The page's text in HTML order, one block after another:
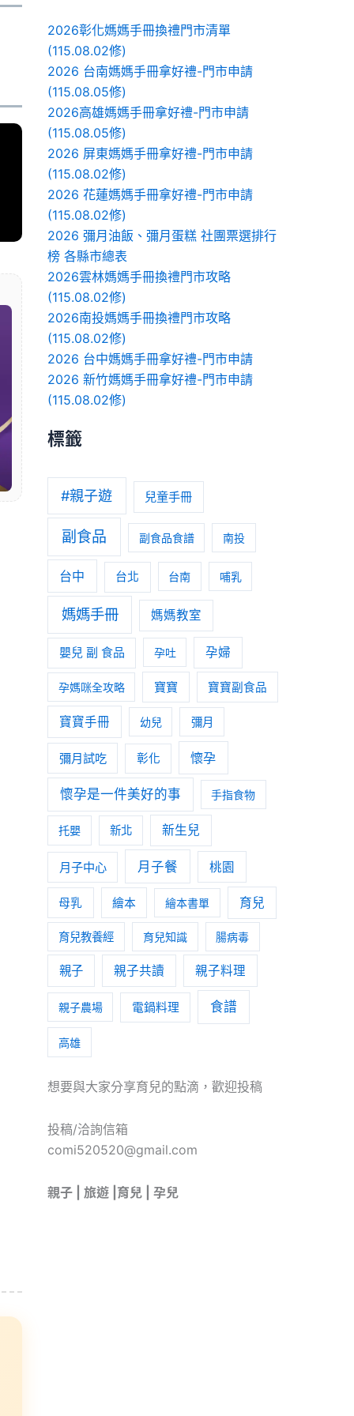
2026彰化媽媽手冊換禮門市清單
(115.08.02修)
2026 台南媽媽手冊拿好禮-門市申請
(115.08.05修)
2026高雄媽媽手冊拿好禮-門市申請
(115.08.05修)
2026 屏東媽媽手冊拿好禮-門市申請
(115.08.02修)
2026 花蓮媽媽手冊拿好禮-門市申請
(115.08.02修)
2026 彌月油飯、彌月蛋糕 社團票選排行
榜 各縣市總表
2026雲林媽媽手冊換禮門市攻略
(115.08.02修)
2026南投媽媽手冊換禮門市攻略
(115.08.02修)
2026 台中媽媽手冊拿好禮-門市申請
2026 新竹媽媽手冊拿好禮-門市申請
(115.08.02修)
標籤
#親子遊 兒童手冊
副食品 副食品食譜 南投
台中 台北 台南 哺乳
媽媽手冊 媽媽教室
嬰兒 副 食品 孕吐 孕婦
孕媽咪全攻略 寶寶 寶寶副食品
寶寶手冊 幼兒 彌月
彌月試吃 彰化 懷孕
懷孕是一件美好的事 手指食物
托嬰 新北 新生兒
月子中心 月子餐 桃園
母乳 繪本 繪本書單 育兒
育兒教養經 育兒知識 腸病毒
親子 親子共讀 親子料理
親子農場 電鍋料理 食譜
高雄
想要與大家分享育兒的點滴，歡迎投稿
投稿/洽詢信箱
comi520520@gmail.com
親子 | 旅遊 |育兒 | 孕兒